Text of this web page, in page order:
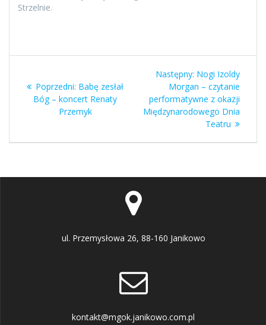
Strzelnie.
wpisu
Poprzedni: Poprzedni
wpis:
Babę zesłał
Bóg – koncert Renaty
Przemyk
Następny: Następny
wpis:
Nogi Izoldy
Morgan – czytanie
performatywne z okazji
Międzynarodowego Dnia
Teatru
ul. Przemysłowa 26, 88-160 Janikowo
kontakt@mgok.janikowo.com.pl